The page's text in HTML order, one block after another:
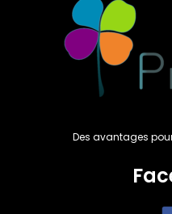
Des avantages